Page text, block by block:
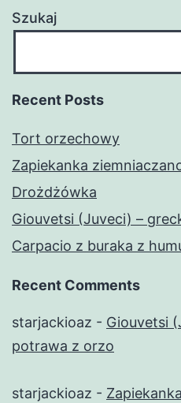
Szukaj
Recent Posts
Tort orzechowy
Zapiekanka
Drożdżówka
Giouvetsi (Juveci) –
Carpacio z buraka z
Recent Comments
starjackioaz - Giouvetsi
potrawa z orzo
starjackioaz -